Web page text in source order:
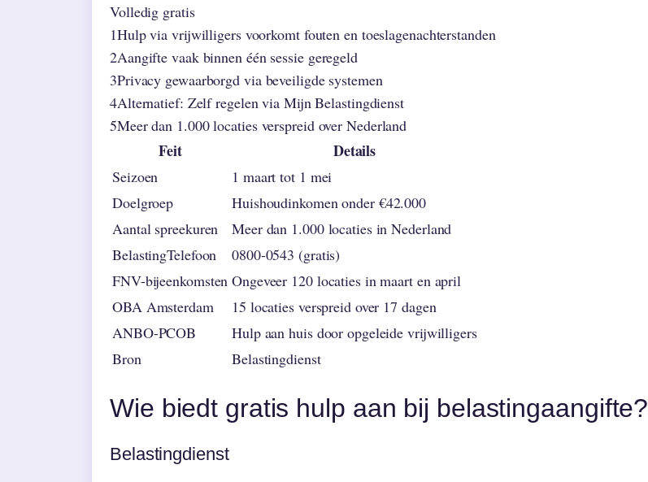
Volledig gratis
1Hulp via vrijwilligers voorkomt fouten en toeslagenachterstanden
2Aangifte vaak binnen één sessie geregeld
3Privacy gewaarborgd via beveiligde systemen
4Alternatief: Zelf regelen via Mijn Belastingdienst
5Meer dan 1.000 locaties verspreid over Nederland
Feit Details
Seizoen
1 maart tot 1 mei
Doelgroep
Huishoudinkomen onder €42.000
Aantal spreekuren
Meer dan 1.000 locaties in Nederland
BelastingTelefoon
0800-0543 (gratis)
FNV-bijeenkomsten Ongeveer 120 locaties in maart en april
OBA Amsterdam
15 locaties verspreid over 17 dagen
ANBO-PCOB
Hulp aan huis door opgeleide vrijwilligers
Bron
Belastingdienst
Wie biedt gratis hulp aan bij belastingaangifte?
Belastingdienst